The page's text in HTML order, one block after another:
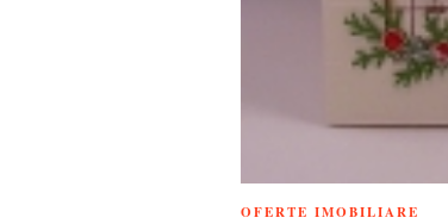
OFERTE IMOBILIARE